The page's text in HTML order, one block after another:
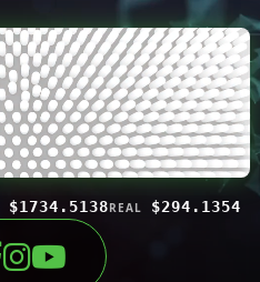
$1734.5138REAL $294.1354